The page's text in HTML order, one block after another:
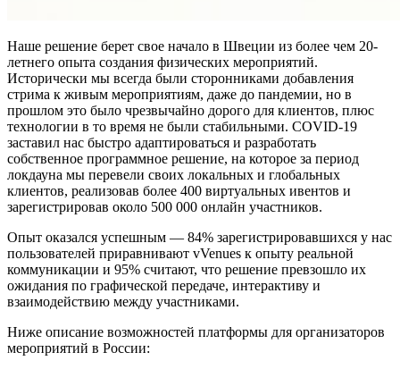
Наше решение берет свое начало в Швеции из более чем 20-
летнего опыта создания физических мероприятий.
Исторически мы всегда были сторонниками добавления
стрима к живым мероприятиям, даже до пандемии, но в
прошлом это было чрезвычайно дорого для клиентов, плюс
технологии в то время не были стабильными. COVID-19
заставил нас быстро адаптироваться и разработать
собственное программное решение, на которое за период
локдауна мы перевели своих локальных и глобальных
клиентов, реализовав более 400 виртуальных ивентов и
зарегистрировав около 500 000 онлайн участников.
Опыт оказался успешным — 84% зарегистрировавшихся у нас
пользователей приравнивают vVenues к опыту реальной
коммуникации и 95% считают, что решение превзошло их
ожидания по графической передаче, интерактиву и
взаимодействию между участниками.
Ниже описание возможностей платформы для организаторов
мероприятий в России: